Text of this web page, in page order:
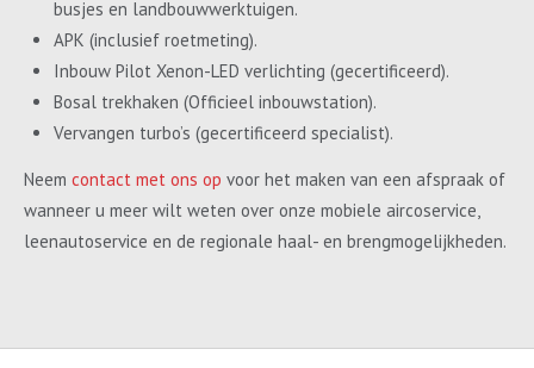
busjes en landbouwwerktuigen.
APK (inclusief roetmeting).
Inbouw Pilot Xenon-LED verlichting (gecertificeerd).
Bosal trekhaken (Officieel inbouwstation).
Vervangen turbo’s (gecertificeerd specialist).
Neem contact met ons op voor het maken van een afspraak of
wanneer u meer wilt weten over onze mobiele aircoservice,
leenautoservice en de regionale haal- en brengmogelijkheden.